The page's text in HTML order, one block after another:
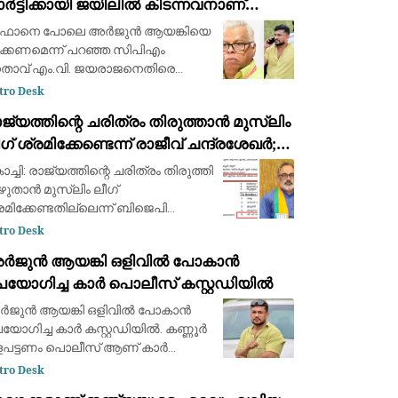
എം.വി. ജയരാജന് മറുപടിയുമായി
ആയങ്കി
പോലെ അര്‍ജുന്‍ ആയങ്കിയെ
പറഞ്ഞ സിപിഎം
എം.വി. ജയരാജനെതിരെ
പോസ്റ്റുമായി അര്‍ജുന്‍
മുൻപ് താനീ പ്രസ്
Desk
ചരിത്രം തിരുത്താൻ മുസ്ലിം
ശ്രമിക്കേണ്ടെന്ന് രാജീവ് ചന്ദ്രശേഖർ;
ചോദ്യ വിവാദത്തിൽ ശക്തമായ
രാജ്യത്തിന്റെ ചരിത്രം തിരുത്തി
മുസ്ലിം ലീഗ്
ബിജെപി
രാജീവ് ചന്ദ്രശേഖർ.
വി.ഡി.
ചോദ്യം
Desk
ആയങ്കി ഒളിവിൽ പോകാൻ
കാർ പൊലീസ് കസ്റ്റഡിയിൽ
ആയങ്കി ഒളിവിൽ പോകാൻ
കാർ കസ്റ്റഡിയിൽ. കണ്ണൂർ
പൊലീസ് ആണ് കാർ
എടുത്തത്. വാഹനം
Desk